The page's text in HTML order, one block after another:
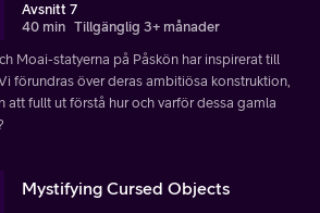
Avsnitt 7
40 min Tillgänglig 3+ månader
Moai-statyerna på Påskön har inspirerat till
förundras över deras ambitiösa konstruktion,
att fullt ut förstå hur och varför dessa gamla
Mystifying Cursed Objects